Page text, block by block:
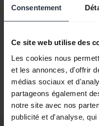
Consentement
Ce site web utilise des
Les cookies nous
et les annonces, d'offrir
médias sociaux et
partageons également
notre site avec nos
publicité et d'analyse,
Telecoil Jabra GN2100 3-
Soundtube